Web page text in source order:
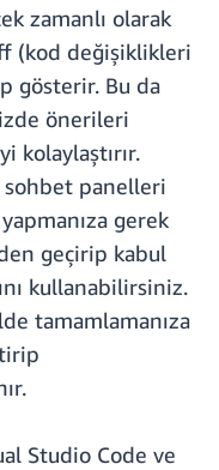
zamanlı olarak
(kod değişiklikleri
gösterir. Bu da
önerileri
kolaylaştırır.
sohbet panelleri
gerek
geçirip kabul
kullanabilirsiniz.
tamamlamanıza
Studio Code ve